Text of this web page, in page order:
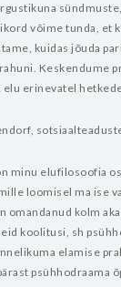
võime tunda, et
kuidas jõuda
Keskendume
elu erinevatel
minu elufilosoofia
loomisel ma ise
omandanud kolm
koolitusi, sh
elamise
psühhodraama